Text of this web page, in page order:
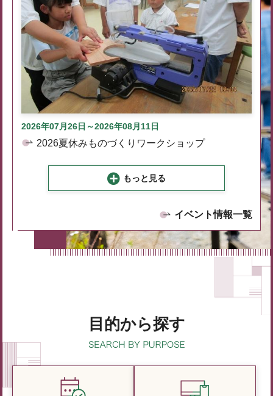
2026年07月26日～2026年08月11日
2026夏休みものづくりワークショップ
もっと見る
イベント情報一覧
目的から探す